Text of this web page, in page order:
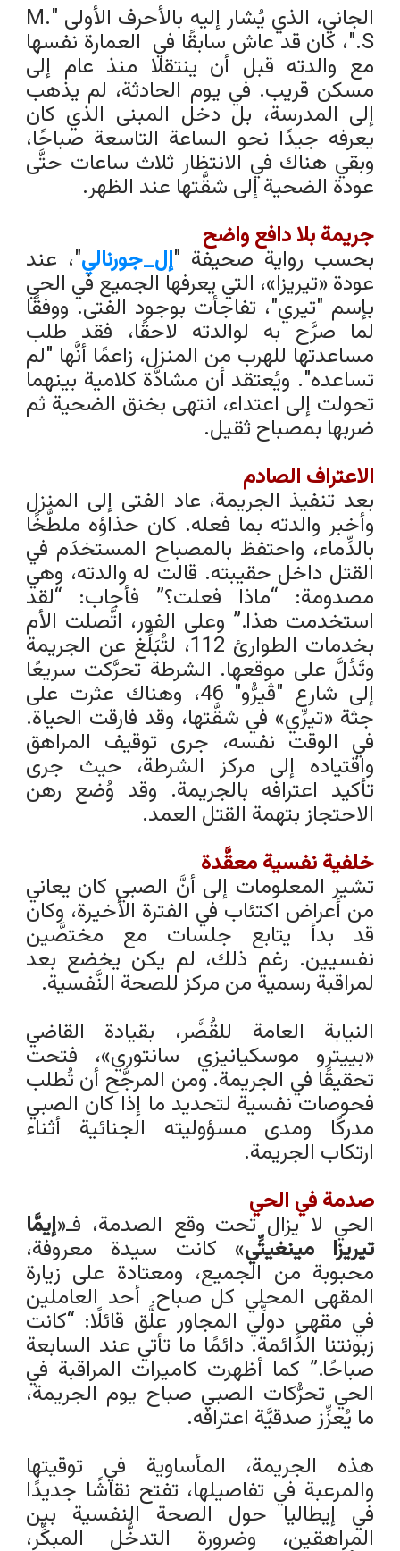
الجاني، الذي يُشار إليه بالأحرف الأولى "M.
S."، كان قد عاش سابقًا في العمارة نفسها
مع والدته قبل أن ينتقلا منذ عام إلى
مسكن قريب. في يوم الحادثة، لم يذهب
إلى المدرسة، بل دخل المبنى الذي كان
يعرفه جيدًا نحو الساعة التاسعة صباحًا،
وبقي هناك في الانتظار ثلاث ساعات حتَّى
عودة الضحية إلى شقَّتها عند الظهر.
جريمة بلا دافع واضح
بحسب رواية صحيفة "إل_جورنالي"، عند
عودة «تيريزا»، التي يعرفها الجميع في الحي
بإسم "تيري"، تفاجأت بوجود الفتى. ووفقًا
لما صرَّح به لوالدته لاحقًا، فقد طلب
مساعدتها للهرب من المنزل، زاعمًا أنَّها "لم
تساعده". ويُعتقد أن مشادَّة كلامية بينهما
تحولت إلى اعتداء، انتهى بخنق الضحية ثم
ضربها بمصباح ثقيل.
الاعتراف الصادم
بعد تنفيذ الجريمة، عاد الفتى إلى المنزل
وأخبر والدته بما فعله. كان حذاؤه ملطَّخًا
بالدِّماء، واحتفظ بالمصباح المستخدَم في
القتل داخل حقيبته. قالت له والدته، وهي
مصدومة: “ماذا فعلت؟” فأجاب: “لقد
استخدمت هذا.” وعلى الفور، اتَّصلت الأم
بخدمات الطوارئ 112، لتُبَلِّغ عن الجريمة
وتَدُلَّ على موقعها. الشرطة تحرَّكت سريعًا
إلى شارع "ڤيرُّو" 46، وهناك عثرت على
جثة «تيرِّي» في شقَّتها، وقد فارقت الحياة.
في الوقت نفسه، جرى توقيف المراهق
واقتياده إلى مركز الشرطة، حيث جرى
تأكيد اعترافه بالجريمة. وقد وُضع رهن
الاحتجاز بتهمة القتل العمد.
خلفية نفسية معقَّدة
تشير المعلومات إلى أنَّ الصبي كان يعاني
من أعراض اكتئاب في الفترة الأخيرة، وكان
قد بدأ يتابع جلسات مع مختصَّين
نفسيين. رغم ذلك، لم يكن يخضع بعد
لمراقبة رسمية من مركز للصحة النَّفسية.
النيابة العامة للقُصَّر، بقيادة القاضي
«بييترو موسكيانيزي سانتوري»، فتحت
تحقيقًا في الجريمة. ومن المرجَّح أن تُطلب
فحوصات نفسية لتحديد ما إذا كان الصبي
مدركًا ومدى مسؤوليته الجنائية أثناء
ارتكاب الجريمة.
صدمة في الحي
الحي لا يزال تحت وقع الصدمة، فـ«إيمَّا
تيريزا مينغيتِّي» كانت سيدة معروفة،
محبوبة من الجميع، ومعتادة على زيارة
المقهى المحلي كل صباح. أحد العاملين
في مقهى دولِّي المجاور علَّق قائلًا: “كانت
زبونتنا الدَّائمة. دائمًا ما تأتي عند السابعة
صباحًا.” كما أظهرت كاميرات المراقبة في
الحي تحرُّكات الصبي صباح يوم الجريمة،
ما يُعزِّز صدقيَّة اعترافه.
هذه الجريمة، المأساوية في توقيتها
والمرعبة في تفاصيلها، تفتح نقاشًا جديدًا
في إيطاليا حول الصحة النفسية بين
المراهقين، وضرورة التدخُّل المبكِّر،